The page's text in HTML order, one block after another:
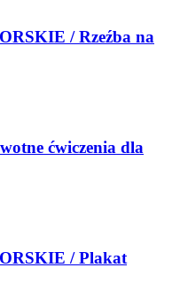
/ Rzeźba na
ćwiczenia dla
/ Plakat